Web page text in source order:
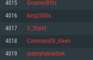
Recomendado
Recomendado
Recomendado
Sistema Operativo: Ubuntu
Processador: Intel Core i7
Memória: 16 GB
4015 GruenerBlitz
4016 king2000x
4017 V_Stylet
4018 Command3r_Keen
4019 jedynytakisebek